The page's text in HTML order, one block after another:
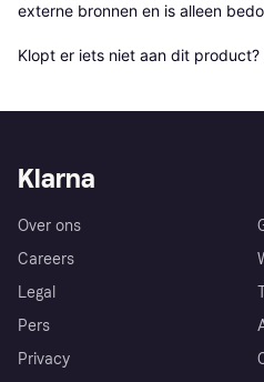
externe bronnen en is alleen
Klopt er iets niet aan dit product?
Klarna
Over ons
Careers
Legal
Pers
Privacy